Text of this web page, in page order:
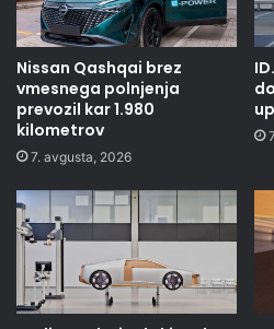
Nissan Qashqai brez
vmesnega polnjenja
prevozil kar 1.980
kilometrov
7. avgusta, 2026